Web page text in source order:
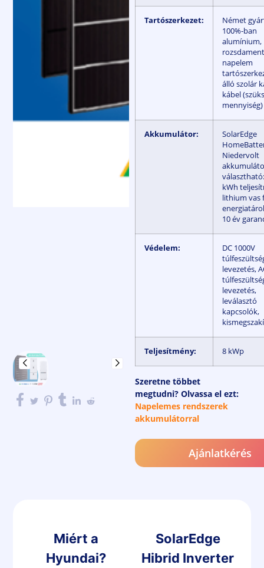
Tartószerkezet:
Német
100%-ban
alumínium,
napelem
álló szolár
kábel
mennyiség)
Akkumulátor:
SolarEdge
Niedervolt
kWh
lithium vas
10 év
Védelem:
DC 1000V
levezetés,
levezetés,
leválasztó
kapcsolók,
Teljesítmény: 8 kWp
Szeretne többet
megtudni? Olvassa el ezt:
Napelemes rendszerek
akkumulátorral
Ajánlatkérés
Miért a
Hyundai?
SolarEdge
Hibrid Inverter